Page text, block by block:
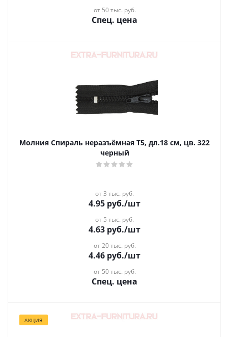
от 50 тыс. руб.
Спец. цена
Молния Спираль неразъёмная Т5, дл.18 см, цв. 322
черный
от 3 тыс. руб.
4.95 руб./шт
от 5 тыс. руб.
4.63 руб./шт
от 20 тыс. руб.
4.46 руб./шт
от 50 тыс. руб.
Спец. цена
АКЦИЯ